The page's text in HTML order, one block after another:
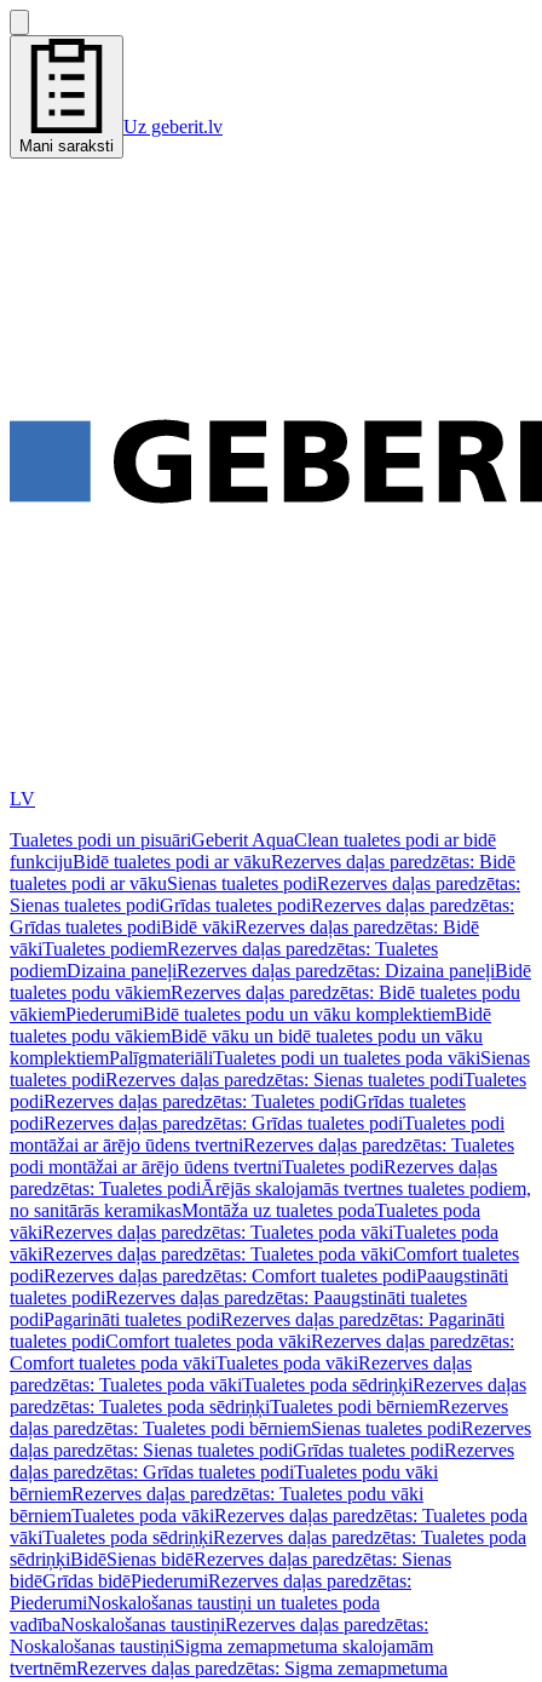
Mani saraksti
Uz geberit.lv
LV
Tualetes podi un pisuāriGeberit AquaClean tualetes podi ar bidē
funkcijuBidē tualetes podi ar vākuRezerves daļas paredzētas: Bidē
tualetes podi ar vākuSienas tualetes podiRezerves daļas paredzētas:
Sienas tualetes podiGrīdas tualetes podiRezerves daļas paredzētas:
Grīdas tualetes podiBidē vākiRezerves daļas paredzētas: Bidē
vākiTualetes podiemRezerves daļas paredzētas: Tualetes
podiemDizaina paneļiRezerves daļas paredzētas: Dizaina paneļiBidē
tualetes podu vākiemRezerves daļas paredzētas: Bidē tualetes podu
vākiemPiederumiBidē tualetes podu un vāku komplektiemBidē
tualetes podu vākiemBidē vāku un bidē tualetes podu un vāku
komplektiemPalīgmateriāliTualetes podi un tualetes poda vākiSienas
tualetes podiRezerves daļas paredzētas: Sienas tualetes podiTualetes
podiRezerves daļas paredzētas: Tualetes podiGrīdas tualetes
podiRezerves daļas paredzētas: Grīdas tualetes podiTualetes podi
montāžai ar ārējo ūdens tvertniRezerves daļas paredzētas: Tualetes
podi montāžai ar ārējo ūdens tvertniTualetes podiRezerves daļas
paredzētas: Tualetes podiĀrējās skalojamās tvertnes tualetes podiem,
no sanitārās keramikasMontāža uz tualetes podaTualetes poda
vākiRezerves daļas paredzētas: Tualetes poda vākiTualetes poda
vākiRezerves daļas paredzētas: Tualetes poda vākiComfort tualetes
podiRezerves daļas paredzētas: Comfort tualetes podiPaaugstināti
tualetes podiRezerves daļas paredzētas: Paaugstināti tualetes
podiPagarināti tualetes podiRezerves daļas paredzētas: Pagarināti
tualetes podiComfort tualetes poda vākiRezerves daļas paredzētas:
Comfort tualetes poda vākiTualetes poda vākiRezerves daļas
paredzētas: Tualetes poda vākiTualetes poda sēdriņķiRezerves daļas
paredzētas: Tualetes poda sēdriņķiTualetes podi bērniemRezerves
daļas paredzētas: Tualetes podi bērniemSienas tualetes podiRezerves
daļas paredzētas: Sienas tualetes podiGrīdas tualetes podiRezerves
daļas paredzētas: Grīdas tualetes podiTualetes podu vāki
bērniemRezerves daļas paredzētas: Tualetes podu vāki
bērniemTualetes poda vākiRezerves daļas paredzētas: Tualetes poda
vākiTualetes poda sēdriņķiRezerves daļas paredzētas: Tualetes poda
sēdriņķiBidēSienas bidēRezerves daļas paredzētas: Sienas
bidēGrīdas bidēPiederumiRezerves daļas paredzētas:
PiederumiNoskalošanas taustiņi un tualetes poda
vadībaNoskalošanas taustiņiRezerves daļas paredzētas:
Noskalošanas taustiņiSigma zemapmetuma skalojamām
tvertnēmRezerves daļas paredzētas: Sigma zemapmetuma